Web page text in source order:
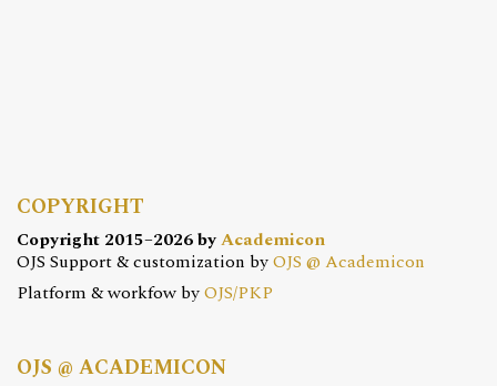
COPYRIGHT
Copyright 2015–2026 byAcademicon
OJS Support & customization byOJS @ Academicon
Platform & workfow byOJS/PKP
OJS @ ACADEMICON